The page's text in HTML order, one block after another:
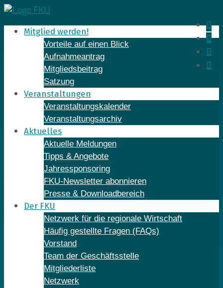
Skip
to
contentMitglied werden!
Vorteile auf einen Blick
Aufnahmeantrag
Mitgliedsbeitrag
Satzung
Veranstaltungen
Veranstaltungskalender
Veranstaltungsarchiv
Aktuelles
Aktuelle Meldungen
Tipps & Angebote
Jahressponsoring
FKU-Newsletter abonnieren
Presse & Downloadbereich
Der FKU
Netzwerk für die regionale Wirtschaft
Häufig gestellte Fragen (FAQs)
Vorstand
Team der Geschäftsstelle
Mitgliederliste
Netzwerk